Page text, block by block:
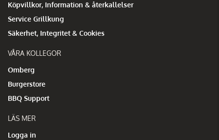
Köpvillkor, Information & återkallelser
Service Grillkung
Säkerhet, Integritet & Cookies
VÅRA KOLLEGOR
Omberg
Burgerstore
BBQ Support
LÄS MER
Logga in